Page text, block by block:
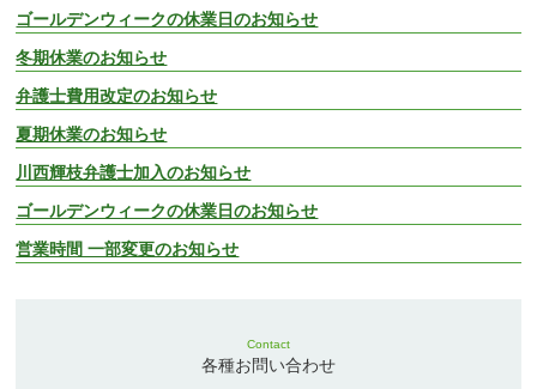
ゴールデンウィークの休業日のお知らせ
冬期休業のお知らせ
弁護士費用改定のお知らせ
夏期休業のお知らせ
川西輝枝弁護士加入のお知らせ
ゴールデンウィークの休業日のお知らせ
営業時間 一部変更のお知らせ
Contact
各種お問い合わせ